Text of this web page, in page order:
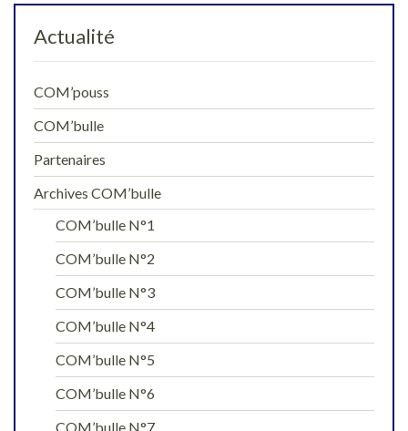
Actualité
COM’pouss
COM’bulle
Partenaires
Archives COM’bulle
COM’bulle N°1
COM’bulle N°2
COM’bulle N°3
COM’bulle N°4
COM’bulle N°5
COM’bulle N°6
COM’bulle N°7